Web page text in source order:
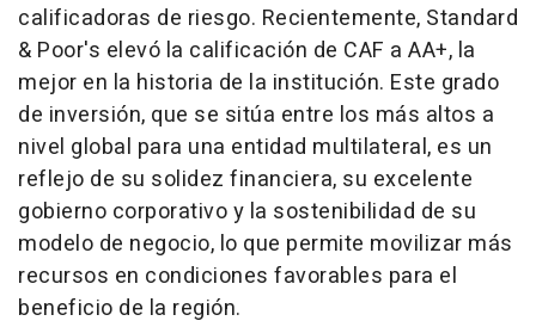
calificadoras de riesgo. Recientemente, Standard
& Poor's elevó la calificación de CAF a AA+, la
mejor en la historia de la institución. Este grado
de inversión, que se sitúa entre los más altos a
nivel global para una entidad multilateral, es un
reflejo de su solidez financiera, su excelente
gobierno corporativo y la sostenibilidad de su
modelo de negocio, lo que permite movilizar más
recursos en condiciones favorables para el
beneficio de la región.